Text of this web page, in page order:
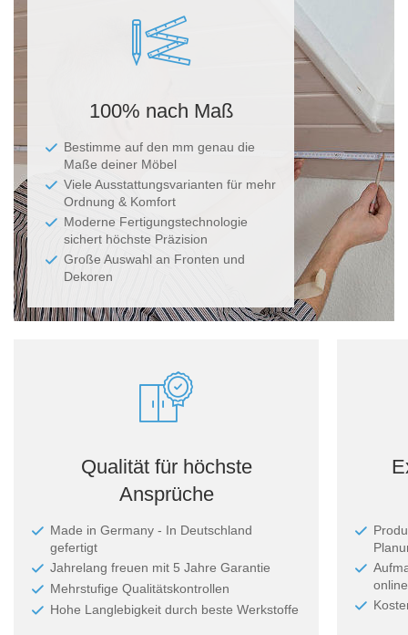
100% nach Maß
Bestimme auf den mm genau die
Maße deiner Möbel
Viele Ausstattungsvarianten für mehr
Ordnung & Komfort
Moderne Fertigungstechnologie
sichert höchste Präzision
Große Auswahl an Fronten und
Dekoren
Qualität für höchste
Ansprüche
Made in Germany - In Deutschland
gefertigt
Jahrelang freuen mit 5 Jahre Garantie
Mehrstufige Qualitätskontrollen
Hohe Langlebigkeit durch beste Werkstoffe